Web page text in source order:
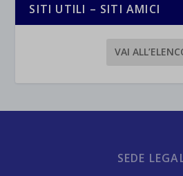
SITI UTILI – SITI AMICI
VAI
SEDE